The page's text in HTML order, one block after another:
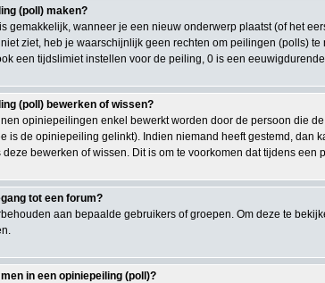
(poll) maken?
gemakkelijk, wanneer je een nieuw onderwerp plaatst (of het
ziet, heb je waarschijnlijk geen rechten om peilingen (polls)
een tijdslimiet instellen voor de peiling, 0 is een
(poll) bewerken of wissen?
opiniepeilingen enkel bewerkt worden door de persoon die
is de opiniepeiling gelinkt). Indien niemand heeft gestemd, dan
bewerken of wissen. Dit is om te voorkomen dat tijdens
tot een forum?
aan bepaalde gebruikers of groepen. Om deze te
in een opiniepeiling (poll)?